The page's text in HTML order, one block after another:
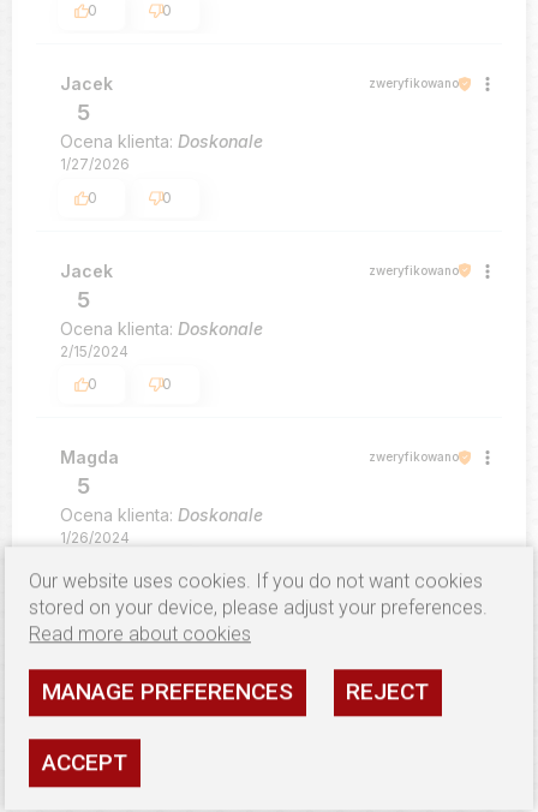
0
0
Jacek zweryfikowano
5
Ocena klienta: Doskonale
1/27/2026
0
0
Jacek zweryfikowano
5
Ocena klienta: Doskonale
2/15/2024
0
0
Magda zweryfikowano
5
Ocena klienta: Doskonale
1/26/2024
0
SIMILAR PRODUCT
Our website uses cookies. If you do not want cookies
stored on your device, please adjust your preferences.
Read more about cookies
MANAGE PREFERENCES REJECT
ACCEPT